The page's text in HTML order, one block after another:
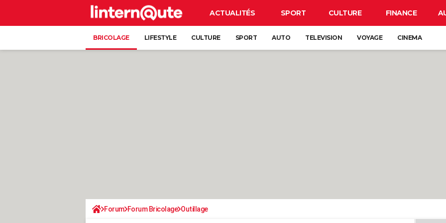
ACTUALITÉS SPORT CULTURE FINANCE
BRICOLAGE LIFESTYLE CULTURE SPORT AUTO TELEVISION VOYAGE CINEMA
Forum Forum Bricolage Outillage